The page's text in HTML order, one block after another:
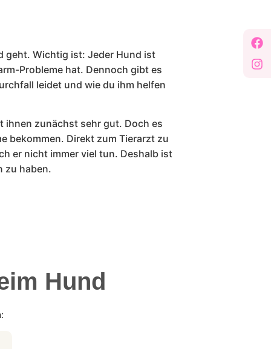
geht. Wichtig ist: Jeder Hund ist
Probleme hat. Dennoch gibt es
leidet und wie du ihm helfen
ihnen zunächst sehr gut. Doch es
bekommen. Direkt zum Tierarzt zu
er nicht immer viel tun. Deshalb ist
zu haben.
Hund